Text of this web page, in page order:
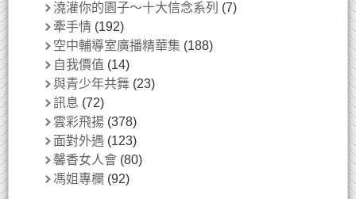
澆灌你的園子～十大信念系列 (7)
牽手情 (192)
空中輔導室廣播精華集 (188)
自我價值 (14)
與青少年共舞 (23)
訊息 (72)
雲彩飛揚 (378)
面對外遇 (123)
馨香女人會 (80)
馮姐專欄 (92)